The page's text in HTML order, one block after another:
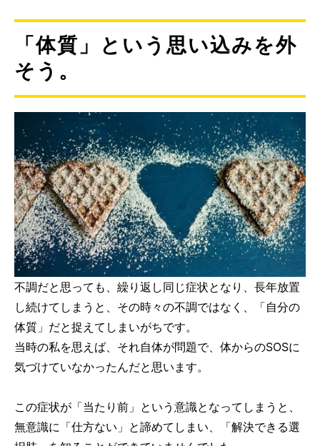
「体質」という思い込みを外
そう。
不調だと思っても、繰り返し同じ症状となり、長年放置
し続けてしまうと、その時々の不調ではなく、「自分の
体質」だと捉えてしまいがちです。
当時の私を思えば、それ自体が問題で、体からのSOSに
気づけていなかったんだと思います。
この症状が「当たり前」という意識となってしまうと、
無意識に「仕方ない」と諦めてしまい、「解決できる選